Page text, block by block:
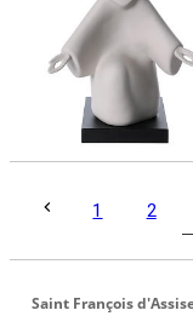
1 2
Saint François